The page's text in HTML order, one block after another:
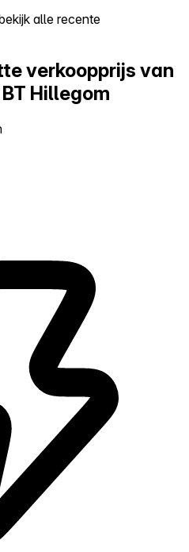
alle recente
verkoopprijs van
BT Hillegom